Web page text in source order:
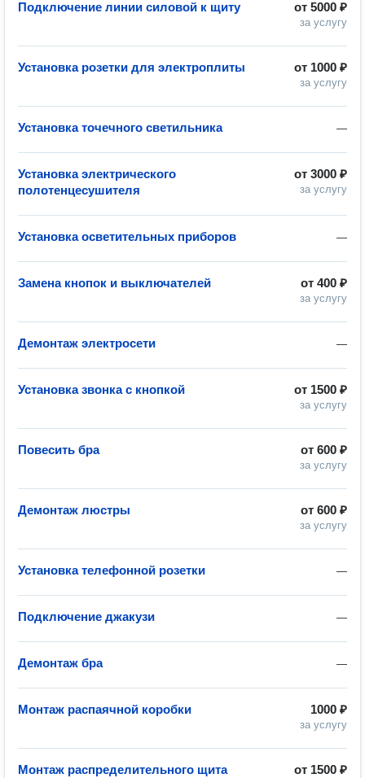
от 5000 ₽
за услугу
Подключение линии силовой к щиту
от 1000 ₽
за услугу
Установка розетки для электроплиты
—
Установка точечного светильника
от 3000 ₽
за услугу
Установка электрического
полотенцесушителя
—
Установка осветительных приборов
от 400 ₽
за услугу
Замена кнопок и выключателей
—
Демонтаж электросети
от 1500 ₽
за услугу
Установка звонка с кнопкой
от 600 ₽
за услугу
Повесить бра
от 600 ₽
за услугу
Демонтаж люстры
—
Установка телефонной розетки
—
Подключение джакузи
—
Демонтаж бра
1000 ₽
за услугу
Монтаж распаячной коробки
от 1500 ₽
Монтаж распределительного щита